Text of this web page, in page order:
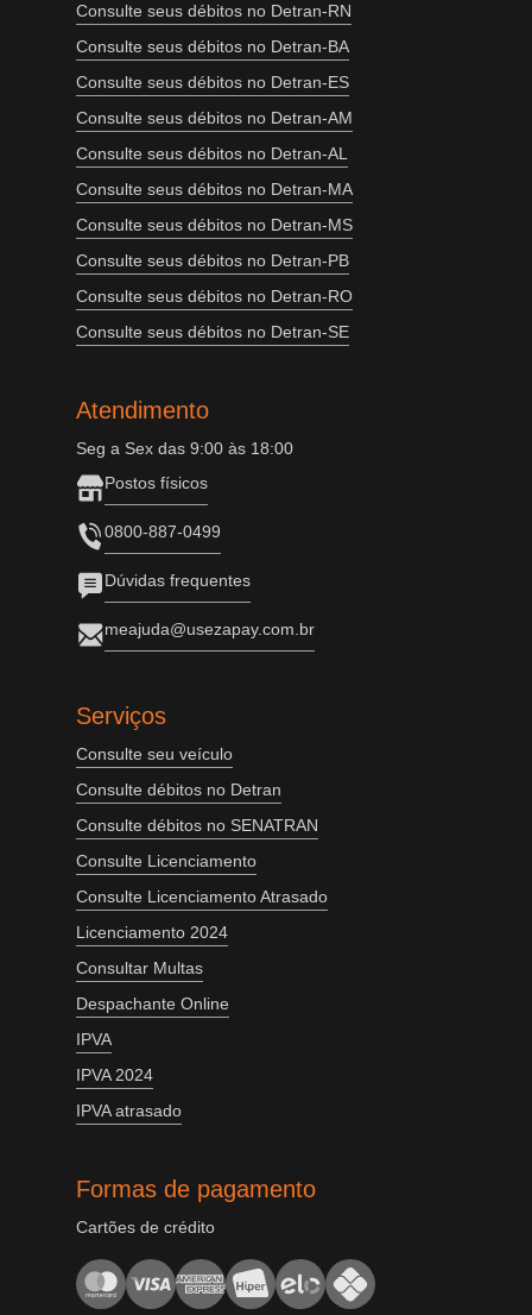
Consulte seus débitos no Detran-RN
Consulte seus débitos no Detran-BA
Consulte seus débitos no Detran-ES
Consulte seus débitos no Detran-AM
Consulte seus débitos no Detran-AL
Consulte seus débitos no Detran-MA
Consulte seus débitos no Detran-MS
Consulte seus débitos no Detran-PB
Consulte seus débitos no Detran-RO
Consulte seus débitos no Detran-SE
Atendimento
Seg a Sex das 9:00 às 18:00
Postos físicos
0800-887-0499
Dúvidas frequentes
meajuda@usezapay.com.br
Serviços
Consulte seu veículo
Consulte débitos no Detran
Consulte débitos no SENATRAN
Consulte Licenciamento
Consulte Licenciamento Atrasado
Licenciamento 2024
Consultar Multas
Despachante Online
IPVA
IPVA 2024
IPVA atrasado
Formas de pagamento
Cartões de crédito